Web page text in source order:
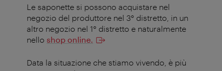
Le saponette si possono acquistare nel
negozio del produttore nel 3° distretto, in un
altro negozio nel 1° distretto e naturalmente
nello shop online.
Data la situazione che stiamo vivendo, è più